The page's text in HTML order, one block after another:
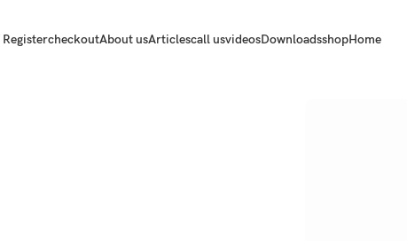
Home
shop
Downloads
videos
call us
Articles
About us
checkout